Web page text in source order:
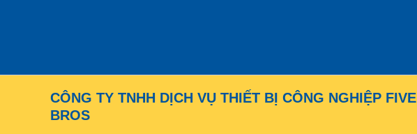
CÔNG TY TNHH DỊCH VỤ THIẾT BỊ CÔNG NGHIỆP FIVE
BROS